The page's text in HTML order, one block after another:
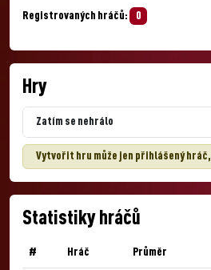
Registrovaných hráčů: 0
Hry
Zatím se nehrálo
Vytvořit hru může jen přihlášený hráč,
Statistiky hráčů
# Hráč Průměr